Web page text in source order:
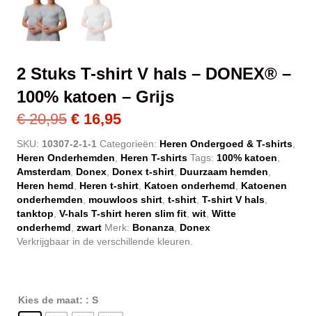
2 Stuks T-shirt V hals – DONEX® –
100% katoen – Grijs
€20,95 Oorspronkelijke
prijs
was:
€ 20,95.
€ 16,95Huidige
prijs
is:
€ 16,95.
SKU: 10307-2-1-1 Categorieën: Heren Ondergoed & T-shirts,
Heren Onderhemden, Heren T-shirts Tags: 100% katoen,
Amsterdam, Donex, Donex t-shirt, Duurzaam hemden,
Heren hemd, Heren t-shirt, Katoen onderhemd, Katoenen
onderhemden, mouwloos shirt, t-shirt, T-shirt V hals,
tanktop, V-hals T-shirt heren slim fit, wit, Witte
onderhemd, zwart Merk: Bonanza, Donex
Verkrijgbaar in de verschillende kleuren.
Kies de maat: : S